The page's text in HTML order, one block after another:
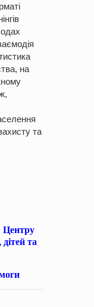
на
та
Центру
та